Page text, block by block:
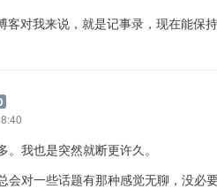
客对我来说，就是记事录，现在能保
。我也是突然就断更许久。
会对一些话题有那种感觉无聊，没必